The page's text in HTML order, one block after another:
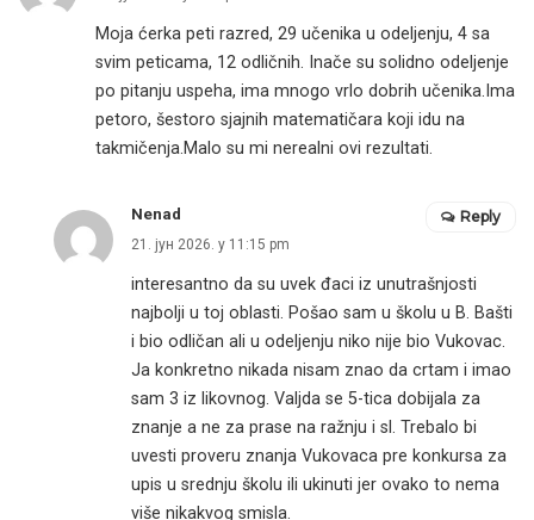
Moja ćerka peti razred, 29 učenika u odeljenju, 4 sa
svim peticama, 12 odličnih. Inače su solidno odeljenje
po pitanju uspeha, ima mnogo vrlo dobrih učenika.Ima
petoro, šestoro sjajnih matematičara koji idu na
takmičenja.Malo su mi nerealni ovi rezultati.
Nenad
21. јун 2026. у 11:15 pm
interesantno da su uvek đaci iz unutrašnjosti
najbolji u toj oblasti. Pošao sam u školu u B. Bašti
i bio odličan ali u odeljenju niko nije bio Vukovac.
Ja konkretno nikada nisam znao da crtam i imao
sam 3 iz likovnog. Valjda se 5-tica dobijala za
znanje a ne za prase na ražnju i sl. Trebalo bi
uvesti proveru znanja Vukovaca pre konkursa za
upis u srednju školu ili ukinuti jer ovako to nema
više nikakvog smisla.
Reply